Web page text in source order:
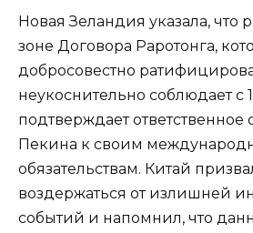
Новая Зеландия указала, что
зоне Договора Раротонга,
добросовестно
неукоснительно соблюдает с
подтверждает
Пекина к своим
обязательствам. Китай
воздержаться от излишней
событий и напомнил, что